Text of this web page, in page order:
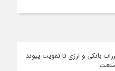
بانکی و ارزی تا تقویت پیوند